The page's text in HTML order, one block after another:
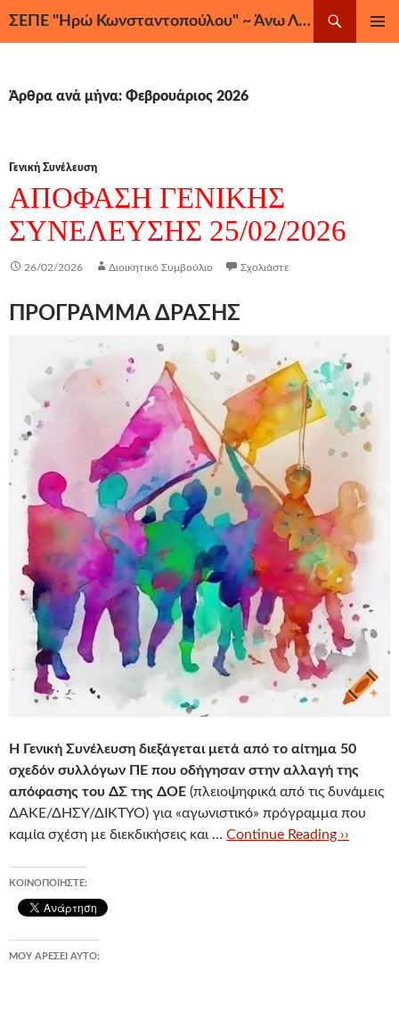
ΣΕΠΕ "Ηρώ Κωνσταντοπούλου" ~ Άνω Λιόσια, Ζεφύρι, Φυλή
Άρθρα ανά μήνα: Φεβρουάριος 2026
Γενική Συνέλευση
ΑΠΟΦΑΣΗ ΓΕΝΙΚΗΣ
ΣΥΝΕΛΕΥΣΗΣ 25/02/2026
26/02/2026 Διοικητικό Συμβούλιο Σχολιάστε
ΠΡΟΓΡΑΜΜΑ ΔΡΑΣΗΣ
Η Γενική Συνέλευση διεξάγεται μετά από το αίτημα 50
σχεδόν συλλόγων ΠΕ που οδήγησαν στην αλλαγή της
απόφασης του ΔΣ της ΔΟΕ (πλειοψηφικά από τις δυνάμεις
ΔΑΚΕ/ΔΗΣΥ/ΔΙΚΤΥΟ) για «αγωνιστικό» πρόγραμμα που
καμία σχέση με διεκδικήσεις και … Continue Reading ››
ΚΟΙΝΟΠΟΙΉΣΤΕ:
ΜΟΥ ΑΡΈΣΕΙ ΑΥΤΌ: